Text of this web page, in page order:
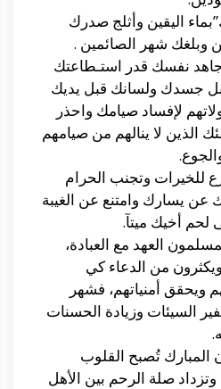
اليقين وأثلج صدرك
وبلغك شهر الصائمين .
نفسك قدر استـطاعتك
جسدك ولسانك قبل يديك
لإفساد صيامك واحذر
الذين لا ينالهم من صيامهم
للخيرات وتجنب الحرام
عن يسارك وامتنع عن الغيبة
أخيك ميتآ.
العهد مع العبادة،
من الدعاء كي
ويحقق أمنياتهم، فشهر
السيئات وزيادة الحسنات
تُصبح القلوب
وتزداد صلة الرحم بين الأهل